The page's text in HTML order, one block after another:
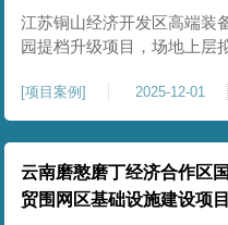
程度差，地基承载力较低，
江苏铜山经济开发区高端装
园提档升级项目，场地上层
施。占地面积约130000㎡.
强夯工艺对地基进行加固处
保处理后地基承载力特征值
≥100kPa、压实系数≥0.94、
量≥5MPa，工程实施后将有
场地整体承载力与均匀性，
[项目案例] 2025-12-01
云南磨憨磨丁经济合作区
贸围网区基础设施建设项目